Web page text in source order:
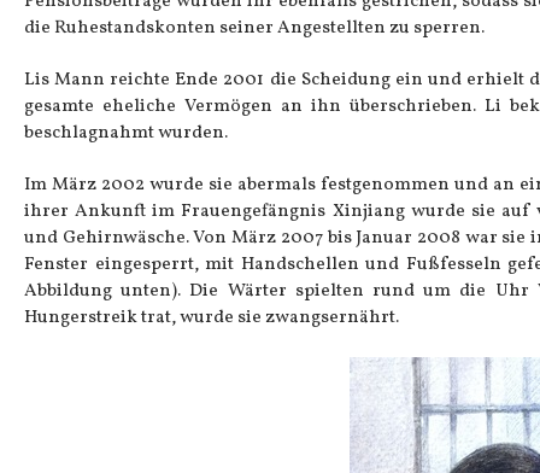
die Ruhestandskonten seiner Angestellten zu sperren.
Lis Mann reichte Ende 2001 die Scheidung ein und erhielt
gesamte eheliche Vermögen an ihn überschrieben. Li
beschlagnahmt wurden.
Im März 2002 wurde sie abermals festgenommen und an
ihrer Ankunft im Frauengefängnis Xinjiang wurde sie auf
und Gehirnwäsche. Von März 2007 bis Januar 2008 war
Fenster eingesperrt, mit Handschellen und Fußfesseln
Abbildung unten). Die Wärter spielten rund um die
Hungerstreik trat, wurde sie zwangsernährt.